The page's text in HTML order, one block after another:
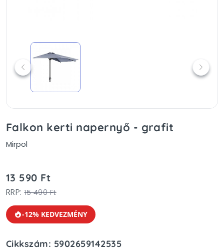
Falkon kerti napernyő - grafit
Mirpol
13 590 Ft
RRP:15 490 Ft
-12% KEDVEZMÉNY
Cikkszám: 5902659142535